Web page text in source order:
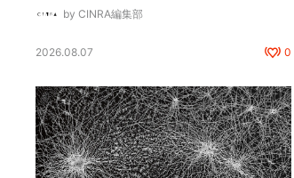
by CINRA編集部
2026.08.07 0